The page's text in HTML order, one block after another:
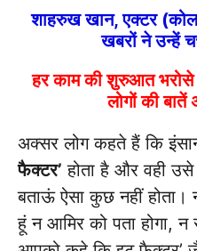
शाहरुख खान, एक्टर
खबरों ने उन्हें
हर काम की शुरुआत भरोसे
लोगों की
अक्सर लोग कहते हैं कि
फैक्टर’ होता है और वही
बताऊं ऐसा कुछ नहीं होता।
हूं न आमिर को पता होगा,